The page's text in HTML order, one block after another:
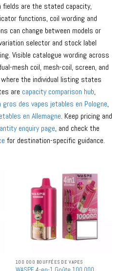
fields are the stated capacity,
functions, coil wording and
can change between models or
selector and stock label
Visible catalogue wording across
mesh coil, mesh-coil, screen, and
the individual listing states
are capacity comparison hub,
gros des vapes jetables en Pologne,
en Allemagne. Keep pricing and
enquiry page, and check the
for destination-specific guidance.
100 000 BOUFFÉES DE VAPES